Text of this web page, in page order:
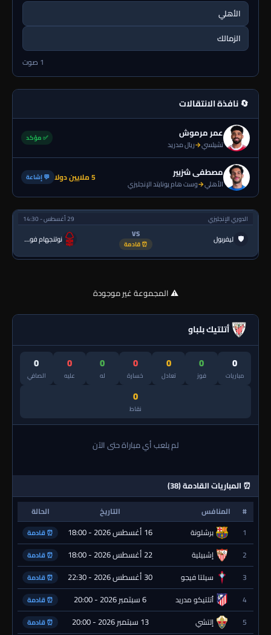
الأهلي
الزمالك
1 صوت
🔄 نافذة الانتقالات
عمر مرموش
تشيلسي→ريال مدريد
✅ مؤكد
مصطفى شزبير
الأهلي→وست هام يونايتد الإنجليزي 5 ملايين دولا 💬 إشاعة
الدوري الإنجليزي 29 أغسطس - 14:30
🛡 ليفربول VS
⏰ قادمة نوتنجهام فورست
⚠️ المجموعة غير موجودة
أتلتيك بلباو
0
مباريات
0
فوز
0
تعادل
0
خسارة
0
له
0
عليه
0
الصافي
0
نقاط
لم يلعب أي مباراة حتى الآن
⏰ المباريات القادمة (38)
# المنافس التاريخ
الحالة
1
برشلونة 16 أغسطس 2026 - 18:00 ⏰ قادمة
2 إشبيلية 22 أغسطس 2026 - 18:00 ⏰ قادمة
3 سيلتا فيجو 30 أغسطس 2026 - 22:30 ⏰ قادمة
4 أتلتيكو مدريد 6 سبتمبر 2026 - 20:00 ⏰ قادمة
5 إلتشي 13 سبتمبر 2026 - 20:00 ⏰ قادمة